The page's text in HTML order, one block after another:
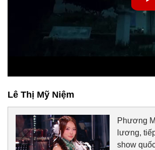
Lê Thị Mỹ Niệm
Phương
lương,
show